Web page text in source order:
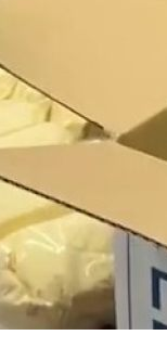
комиссия